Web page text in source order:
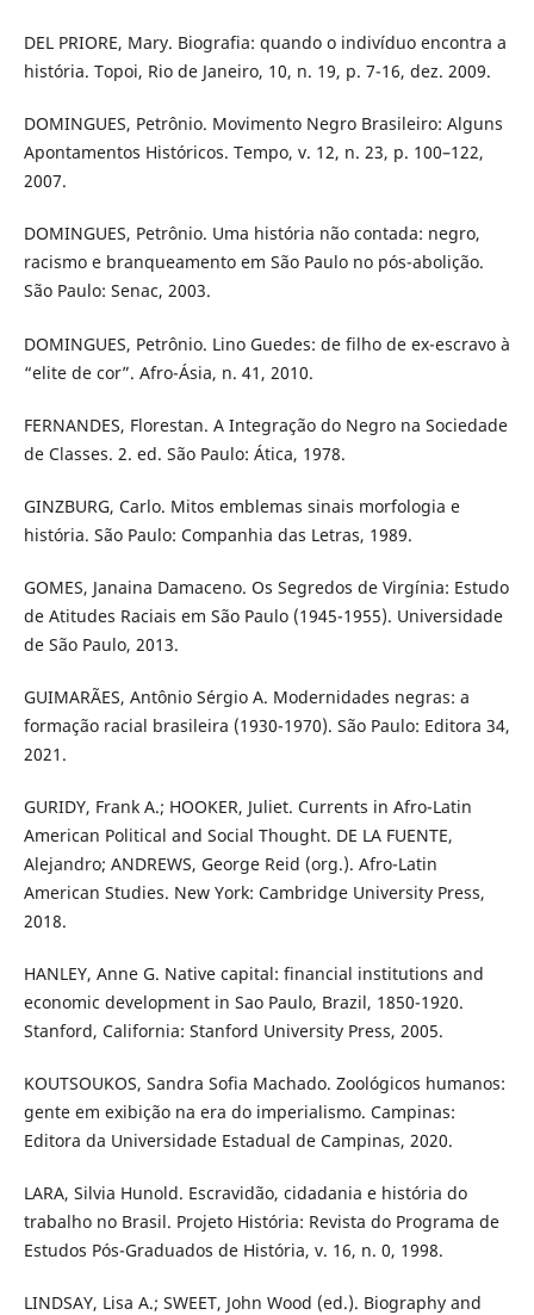
DEL PRIORE, Mary. Biografia: quando o indivíduo encontra a
história. Topoi, Rio de Janeiro, 10, n. 19, p. 7-16, dez. 2009.
DOMINGUES, Petrônio. Movimento Negro Brasileiro: Alguns
Apontamentos Históricos. Tempo, v. 12, n. 23, p. 100–122,
2007.
DOMINGUES, Petrônio. Uma história não contada: negro,
racismo e branqueamento em São Paulo no pós-abolição.
São Paulo: Senac, 2003.
DOMINGUES, Petrônio. Lino Guedes: de filho de ex-escravo à
“elite de cor”. Afro-Ásia, n. 41, 2010.
FERNANDES, Florestan. A Integração do Negro na Sociedade
de Classes. 2. ed. São Paulo: Ática, 1978.
GINZBURG, Carlo. Mitos emblemas sinais morfologia e
história. São Paulo: Companhia das Letras, 1989.
GOMES, Janaina Damaceno. Os Segredos de Virgínia: Estudo
de Atitudes Raciais em São Paulo (1945-1955). Universidade
de São Paulo, 2013.
GUIMARÃES, Antônio Sérgio A. Modernidades negras: a
formação racial brasileira (1930-1970). São Paulo: Editora 34,
2021.
GURIDY, Frank A.; HOOKER, Juliet. Currents in Afro-Latin
American Political and Social Thought. DE LA FUENTE,
Alejandro; ANDREWS, George Reid (org.). Afro-Latin
American Studies. New York: Cambridge University Press,
2018.
HANLEY, Anne G. Native capital: financial institutions and
economic development in Sao Paulo, Brazil, 1850-1920.
Stanford, California: Stanford University Press, 2005.
KOUTSOUKOS, Sandra Sofia Machado. Zoológicos humanos:
gente em exibição na era do imperialismo. Campinas:
Editora da Universidade Estadual de Campinas, 2020.
LARA, Silvia Hunold. Escravidão, cidadania e história do
trabalho no Brasil. Projeto História: Revista do Programa de
Estudos Pós-Graduados de História, v. 16, n. 0, 1998.
LINDSAY, Lisa A.; SWEET, John Wood (ed.). Biography and